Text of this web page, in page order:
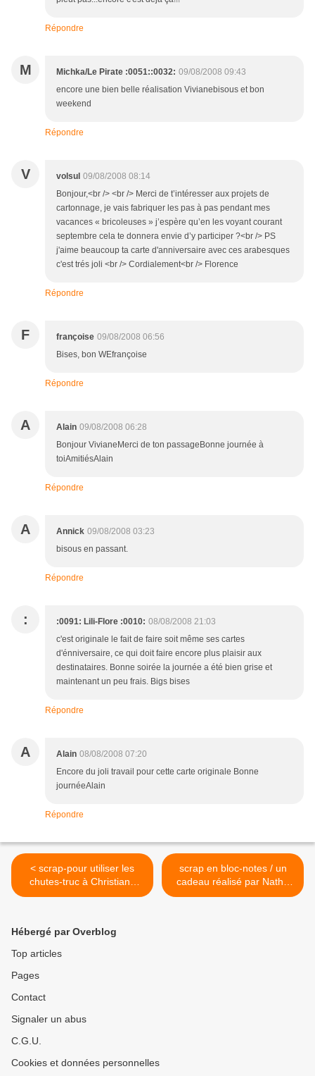
Répondre
M Michka/Le Pirate :0051::0032: 09/08/2008 09:43
encore une bien belle réalisation Vivianebisous et bon
weekend
Répondre
V volsul 09/08/2008 08:14
Bonjour,<br /> <br /> Merci de t’intéresser aux projets de
cartonnage, je vais fabriquer les pas à pas pendant mes
vacances « bricoleuses » j’espère qu’en les voyant courant
septembre cela te donnera envie d’y participer ?<br /> PS
j'aime beaucoup ta carte d'anniversaire avec ces arabesques
c'est trés joli <br /> Cordialement<br /> Florence
Répondre
F françoise 09/08/2008 06:56
Bises, bon WEfrançoise
Répondre
A Alain 09/08/2008 06:28
Bonjour VivianeMerci de ton passageBonne journée à
toiAmitiésAlain
Répondre
A Annick 09/08/2008 03:23
bisous en passant.
Répondre
: :0091: Lili-Flore :0010: 08/08/2008 21:03
c'est originale le fait de faire soit même ses cartes
d'énniversaire, ce qui doit faire encore plus plaisir aux
destinataires. Bonne soirée la journée a été bien grise et
maintenant un peu frais. Bigs bises
Répondre
A Alain 08/08/2008 07:20
Encore du joli travail pour cette carte originale Bonne
journéeAlain
Répondre
< scrap-pour utiliser les
chutes-truc à Christiane
tèsté et approuvé
scrap en bloc-notes / un
cadeau réalisé par Nath -
Déco à la Maison >
Hébergé par Overblog
Top articles
Pages
Contact
Signaler un abus
C.G.U.
Cookies et données personnelles